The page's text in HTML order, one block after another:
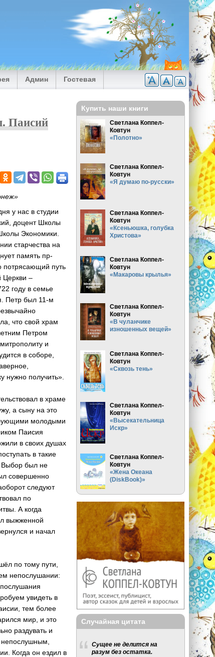
Админ Гостевая
Паисий
у нас в студии
доцент Школы
Экономики.
стар­чества на
память пр­
пот­рясающий путь
Церкви –
году в семье
Петр был 11­-м
что свой храм
Петром
и
в соборе,
нужно получить».
в храме
а сыну на это
молодыми
Паисия
в своих душ­ах
в такие
Выбор был не
со­вершенно
следуют
по
А когда
выжженной
и начал
по тому пути,
непо­слушании:
увидеть в
тем более
мир, и это
раздувать и
Когда он ездил в
Купить наши книги
Светлана Коппел-
Ковтун
«Полотно»
Светлана Коппел-
Ковтун
«Я думаю по-русски»
Светлана Коппел-
Ковтун
«Ксеньюшка, голубка
Христова»
Светлана Коппел-
Ковтун
«Макаровы крылья»
Светлана Коппел-
Ковтун
«В чуланчике
изношенных вещей»
Светлана Коппел-
Ковтун
«Сквозь тень»
Светлана Коппел-
Ковтун
«Высекательница
Искр»
Светлана Коппел-
Ковтун
«Жена Океана
(DiskBook)»
Случайная цитата
Сущее не делится на
разум без остатка.